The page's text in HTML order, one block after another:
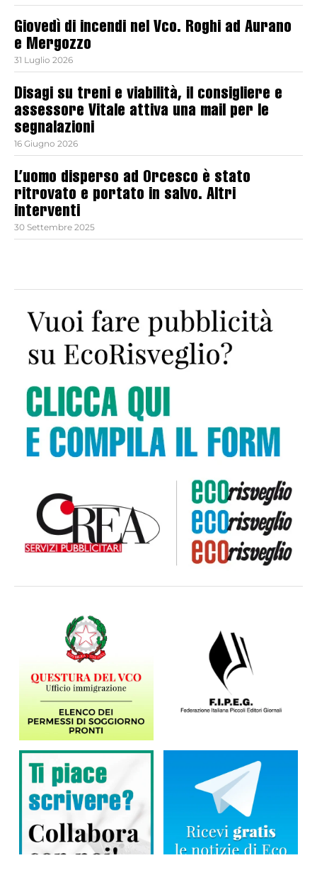
Giovedì di incendi nel Vco. Roghi ad Aurano
e Mergozzo
31 Luglio 2026
Disagi su treni e viabilità, il consigliere e
assessore Vitale attiva una mail per le
segnalazioni
16 Giugno 2026
L’uomo disperso ad Orcesco è stato
ritrovato e portato in salvo. Altri
interventi
30 Settembre 2025